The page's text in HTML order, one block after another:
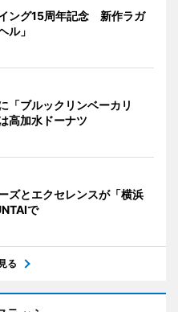
ング15周年記念 新作ラガ
ル」
「ブルックリンベーカリ
高加水ドーナツ
ズとエクセレンスが「横浜
で
る